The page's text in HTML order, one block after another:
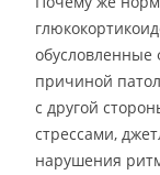
обусловленные
причиной
с другой
стрессами,
нарушения